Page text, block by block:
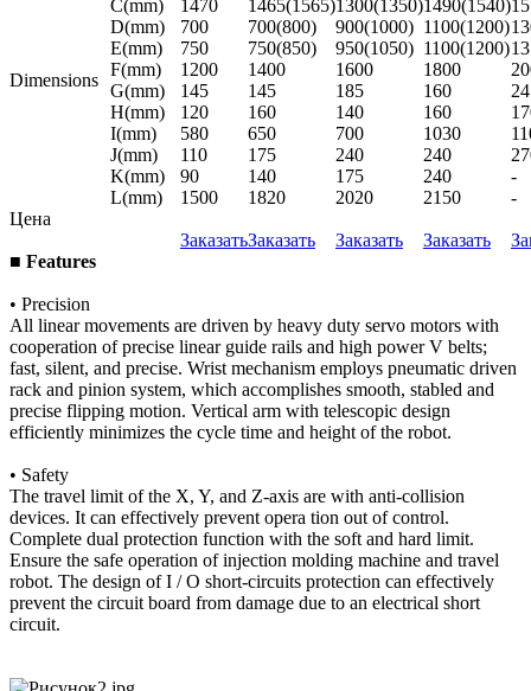
Dimensions
C(mm) 1470 1465(1565)1300(1350)1490(1540)
D(mm)
700 700(800) 900(1000) 1100(1200)
E(mm)
750 750(850) 950(1050) 1100(1200)
F(mm)
1200 1400 1600 1800
G(mm)
145 145 185 160
H(mm)
120 160 140 160
I(mm)
580 650 700 1030
J(mm)
110 175 240 240
K(mm)
90 140 175 240
-
L(mm)
1500 1820 2020 2150
-
Цена
ЗаказатьЗаказать Заказать Заказать
■ Features
• Precision
All linear movements are driven by heavy duty servo motors with
cooperation of precise linear guide rails and high power V belts;
fast, silent, and precise. Wrist mechanism employs pneumatic driven
rack and pinion system, which accomplishes smooth, stabled and
precise flipping motion. Vertical arm with telescopic design
efficiently minimizes the cycle time and height of the robot.
• Safety
The travel limit of the X, Y, and Z-axis are with anti-collision
devices. It can effectively prevent opera­ tion out of control.
Complete dual protection function with the soft and hard limit.
Ensure the safe operation of injection molding machine and travel
robot. The design of I / О short-circuits protection can effectively
prevent the circuit board from damage due to an electrical short
circuit.